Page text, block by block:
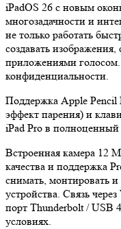
iPadOS 26 с новым
многозадачности и
не только работать
создавать
приложениями
конфиденциальности.
Поддержка Apple Pencil
эффект парения) и
iPad Pro в
Встроенная камера 12
качества и поддержка
снимать, монтировать
устройства. Связь
порт Thunderbolt / USB
условиях.